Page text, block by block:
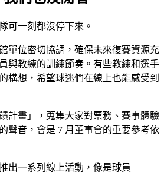
可一刻都沒停下來。
單位密切協調，確保未來復賽資源充
與教練的訓練節奏。有些教練和選手
構想，希望球迷們在線上也能感受到
計畫」，蒐集大家對票務、賽事體驗
音，會是 7 月董事會的重要參考依
出一系列線上活動，像是球員